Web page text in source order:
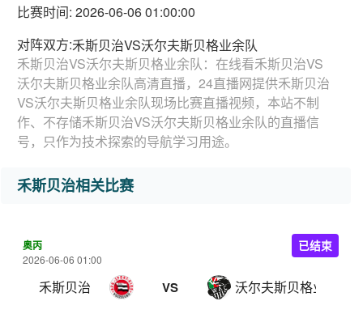
比赛时间: 2026-06-06 01:00:00
对阵双方:禾斯贝治VS沃尔夫斯贝格业余队
禾斯贝治VS沃尔夫斯贝格业余队：在线看禾斯贝治VS
沃尔夫斯贝格业余队高清直播，24直播网提供禾斯贝治
VS沃尔夫斯贝格业余队现场比赛直播视频，本站不制
作、不存储禾斯贝治VS沃尔夫斯贝格业余队的直播信
号，只作为技术探索的导航学习用途。
禾斯贝治相关比赛
奥丙
2026-06-06 01:00
禾斯贝治 VS 沃尔夫斯贝格业余队
已结束